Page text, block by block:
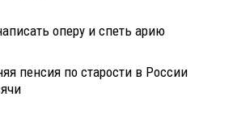
оперу и спеть арию
пенсия по старости в России